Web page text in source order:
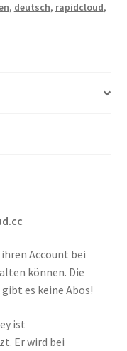
, deutsch, rapidcloud,
Account bei
können. Die
es keine Abos!
ist
Er wird bei